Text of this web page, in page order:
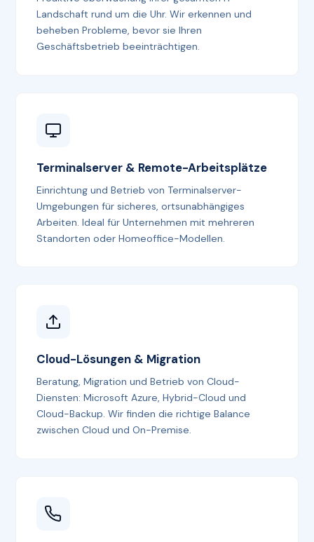
Landschaft rund um die Uhr. Wir erkennen und
beheben Probleme, bevor sie Ihren
Geschäftsbetrieb beeinträchtigen.
Terminalserver & Remote-Arbeitsplätze
Einrichtung und Betrieb von Terminalserver-
Umgebungen für sicheres, ortsunabhängiges
Arbeiten. Ideal für Unternehmen mit mehreren
Standorten oder Homeoffice-Modellen.
Cloud-Lösungen & Migration
Beratung, Migration und Betrieb von Cloud-
Diensten: Microsoft Azure, Hybrid-Cloud und
Cloud-Backup. Wir finden die richtige Balance
zwischen Cloud und On-Premise.